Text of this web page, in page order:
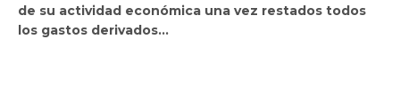
de su actividad económica una vez restados todos
los gastos derivados…